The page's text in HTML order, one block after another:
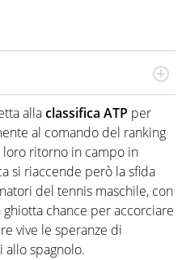
personale e
lo sport focalizzando ogni
la verità della dirette non
allaclassifica ATP per
al comando del ranking
loro ritorno in campo in
si riaccende però la sfida
del tennis maschile, con
ghiotta chance per accorciare
vive le speranze di
allo spagnolo.